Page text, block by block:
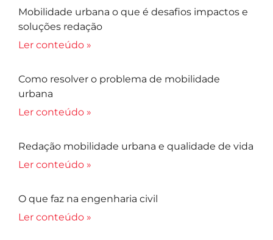
Mobilidade urbana o que é desafios impactos e
soluções redação
Ler conteúdo »
Como resolver o problema de mobilidade
urbana
Ler conteúdo »
Redação mobilidade urbana e qualidade de vida
Ler conteúdo »
O que faz na engenharia civil
Ler conteúdo »